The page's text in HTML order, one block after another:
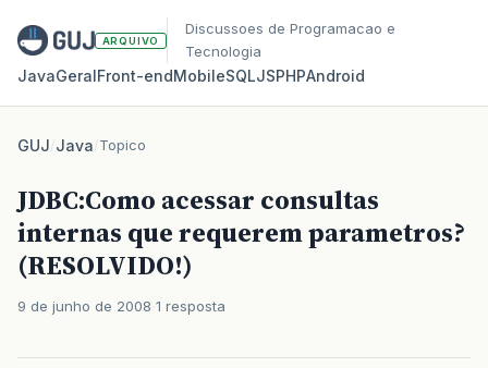
ARQUIVO
Discussoes de Programacao e
Tecnologia
JavaGeralFront‑endMobileSQLJSPHPAndroid
GUJ/Java/Topico
JDBC:Como acessar consultas
internas que requerem parametros?
(RESOLVIDO!)
9 de junho de 2008 1 resposta